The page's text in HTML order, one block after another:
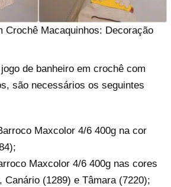
Crochê Macaquinhos: Decoração
de banheiro em crochê com
são necessários os seguintes
Maxcolor 4/6 400g na cor
Maxcolor 4/6 400g nas cores
Canário (1289) e Tâmara (7220);